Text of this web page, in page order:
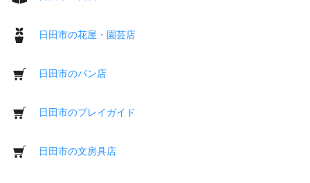
日田市の花屋・園芸店
日田市のパン店
日田市のプレイガイド
日田市の文房具店